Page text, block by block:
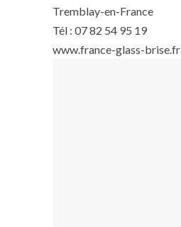
Tremblay-en-France
Tél : 07 82 54 95 19
www.france-glass-brise.fr